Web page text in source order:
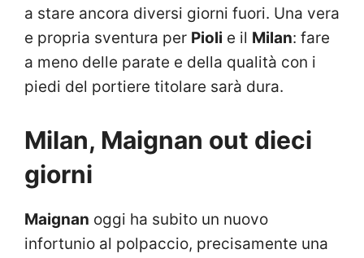
a stare ancora diversi giorni fuori. Una vera
e propria sventura per Pioli e il Milan: fare
a meno delle parate e della qualità con i
piedi del portiere titolare sarà dura.
Milan, Maignan out dieci
giorni
Maignan oggi ha subito un nuovo
infortunio al polpaccio, precisamente una